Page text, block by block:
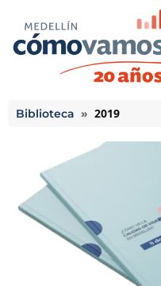
Biblioteca » 2019